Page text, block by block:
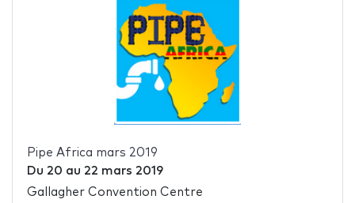
Pipe Africa mars 2019
Du 20 au 22 mars 2019
Gallagher Convention Centre